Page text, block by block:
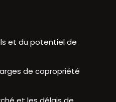
et du potentiel de
de copropriété